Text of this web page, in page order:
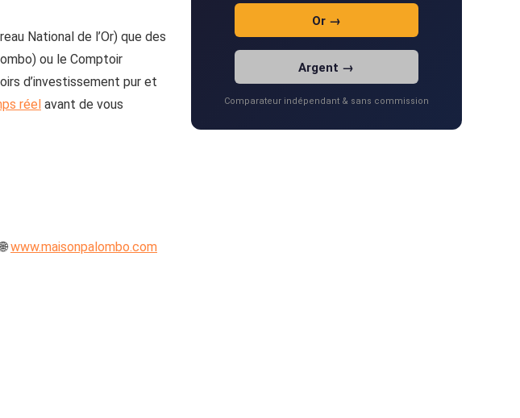
National de l’Or) que des
ou le Comptoir
d’investissement pur et
réel avant de vous
www.maisonpalombo.com
Or →
Argent →
Comparateur indépendant & sans commission